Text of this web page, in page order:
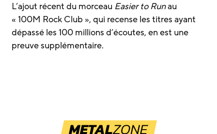
L’ajout récent du morceau Easier to Runau
« 100M Rock Club », qui recense les titres ayant
dépassé les 100 millions d’écoutes, en est une
preuve supplémentaire.